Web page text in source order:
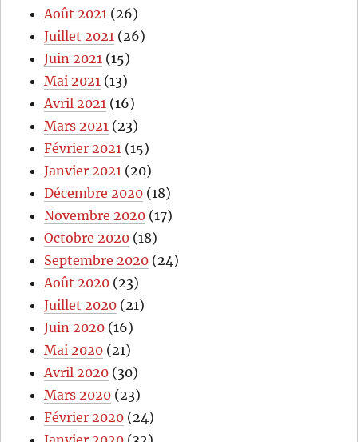
Août 2021 (26)
Juillet 2021 (26)
Juin 2021 (15)
Mai 2021 (13)
Avril 2021 (16)
Mars 2021 (23)
Février 2021 (15)
Janvier 2021 (20)
Décembre 2020 (18)
Novembre 2020 (17)
Octobre 2020 (18)
Septembre 2020 (24)
Août 2020 (23)
Juillet 2020 (21)
Juin 2020 (16)
Mai 2020 (21)
Avril 2020 (30)
Mars 2020 (23)
Février 2020 (24)